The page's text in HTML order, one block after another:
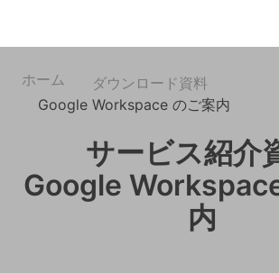
ホーム
ダウンロード資料
Google Workspace のご案内
サービス紹介
Google
内